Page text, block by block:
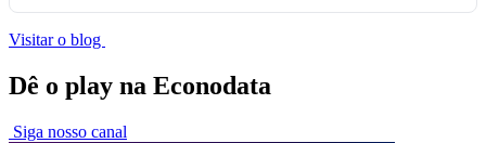
Visitar o blog
Dê o play na Econodata
Siga nosso canal